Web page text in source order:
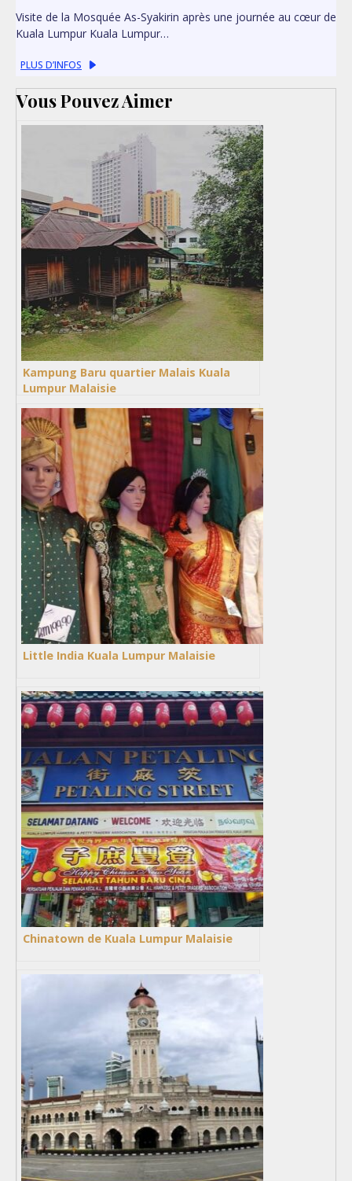
Visite de la Mosquée As-Syakirin après une journée au cœur de
Kuala Lumpur Kuala Lumpur…
PLUS D’INFOS
Vous Pouvez Aimer
Kampung Baru quartier Malais Kuala
Lumpur Malaisie
Little India Kuala Lumpur Malaisie
Chinatown de Kuala Lumpur Malaisie